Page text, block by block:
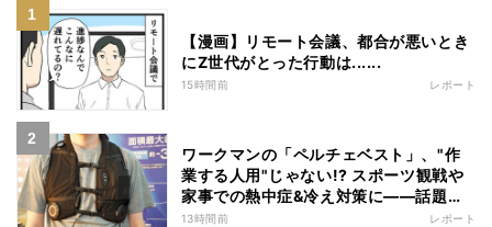
【漫画】リモート会議、都合が悪いとき
にZ世代がとった行動は......
15時間前 レポート
ワークマンの「ペルチェベスト」、"作
業する人用"じゃない!? スポーツ観戦や
家事での熱中症&冷え対策に――話題の
商品を徹底検証
13時間前 レポート